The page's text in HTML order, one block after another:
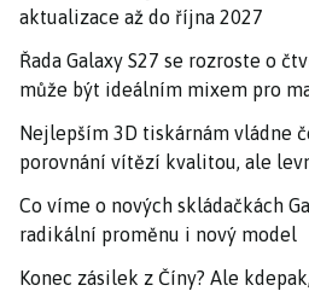
aktualizace až do října 2027
Řada Galaxy S27 se rozroste o
může být ideálním mixem pro
Nejlepším 3D tiskárnám vládne
porovnání vítězí kvalitou, ale
Co víme o nových skládačkách
radikální proměnu i nový model
Konec zásilek z Číny? Ale